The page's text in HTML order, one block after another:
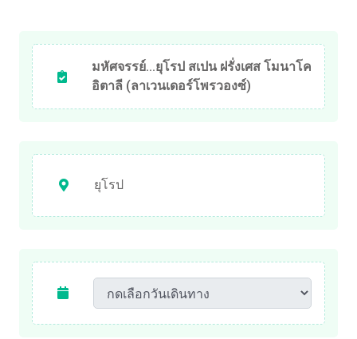
มหัศจรรย์...ยุโรป สเปน ฝรั่งเศส โมนาโค
อิตาลี (ลาเวนเดอร์โพรวองซ์)
ยุโรป